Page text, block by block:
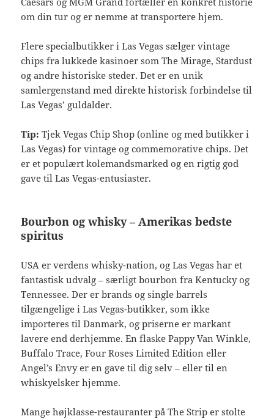
om din tur og er nemme at transportere hjem.
Flere specialbutikker i Las Vegas sælger vintage
chips fra lukkede kasinoer som The Mirage, Stardust
og andre historiske steder. Det er en unik
samlergenstand med direkte historisk forbindelse til
Las Vegas’ guldalder.
Tip:Tjek Vegas Chip Shop (online og med butikker i
Las Vegas) for vintage og commemorative chips. Det
er et populært kolemandsmarked og en rigtig god
gave til Las Vegas-entusiaster.
Bourbon og whisky – Amerikas bedste
spiritus
USA er verdens whisky-nation, og Las Vegas har et
fantastisk udvalg – særligt bourbon fra Kentucky og
Tennessee. Der er brands og single barrels
tilgængelige i Las Vegas-butikker, som ikke
importeres til Danmark, og priserne er markant
lavere end derhjemme. En flaske Pappy Van Winkle,
Buffalo Trace, Four Roses Limited Edition eller
Angel’s Envy er en gave til dig selv – eller til en
whiskyelsker hjemme.
Mange højklasse-restauranter på The Strip er stolte